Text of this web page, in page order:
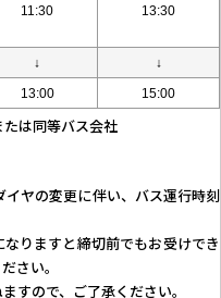
11:30 13:30
↓
↓
13:00 15:00
は同等バス会社
ヤの変更に伴い、バス運行時刻
りますと締切前でもお受けでき
さい。
すので、ご了承ください。